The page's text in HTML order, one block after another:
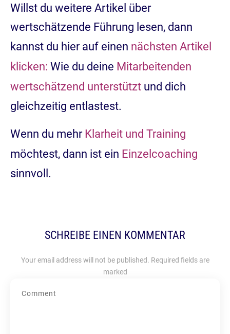
Willst du weitere Artikel über
wertschätzende Führung lesen, dann
kannst du hier auf einen nächsten Artikel
klicken: Wie du deine Mitarbeitenden
wertschätzend unterstützt und dich
gleichzeitig entlastest.
Wenn du mehr Klarheit und Training
möchtest, dann ist ein Einzelcoaching
sinnvoll.
SCHREIBE EINEN KOMMENTAR
Your email address will not be published. Required fields are
marked